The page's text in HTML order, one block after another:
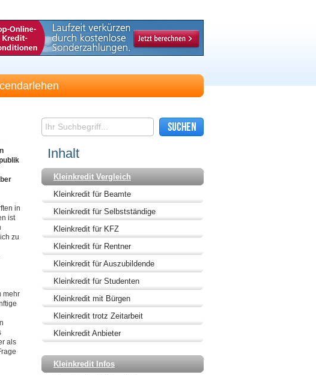
in
ist
zu
mehr
als
Inhalt
Kleinkredit Vergleich
Kleinkredit für Beamte
Kleinkredit für Selbstständige
Kleinkredit für KFZ
Kleinkredit für Rentner
Kleinkredit für Auszubildende
Kleinkredit für Studenten
Kleinkredit mit Bürgen
Kleinkredit trotz Zeitarbeit
Kleinkredit Anbieter
Kleinkredit Infos